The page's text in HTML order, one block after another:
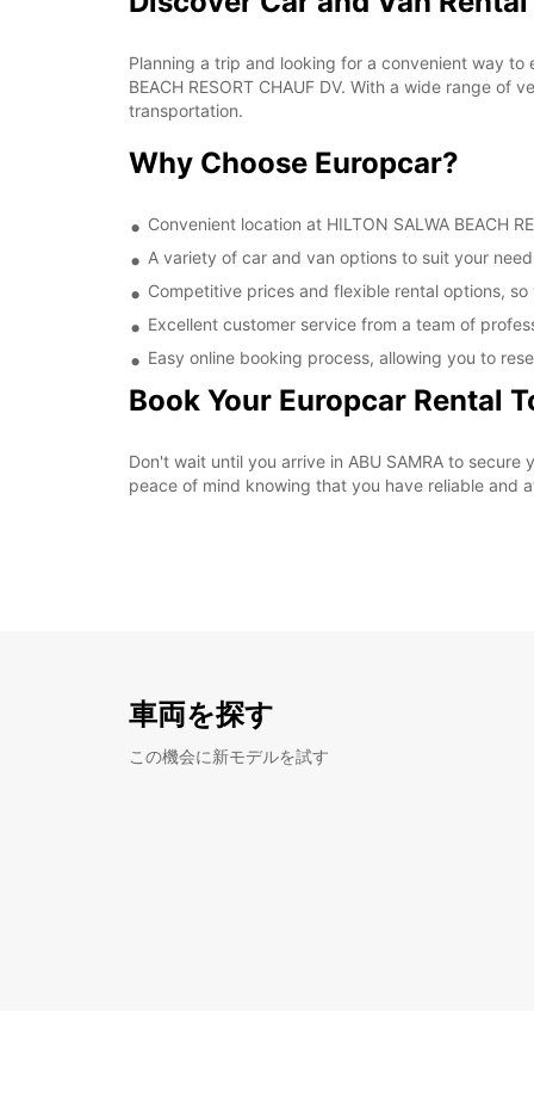
Planning a trip and looking for a convenient way
BEACH RESORT CHAUF DV. With a wide range
transportation.
Why Choose Europcar?
Convenient location at HILTON SALWA BEACH
A variety of car and van options to suit your
Competitive prices and flexible rental options,
Excellent customer service from a team of
Easy online booking process, allowing you to
Book Your Europcar Rental
Don't wait until you arrive in ABU SAMRA to secure
peace of mind knowing that you have reliable and
車両を探す
この機会に新モデルを試す